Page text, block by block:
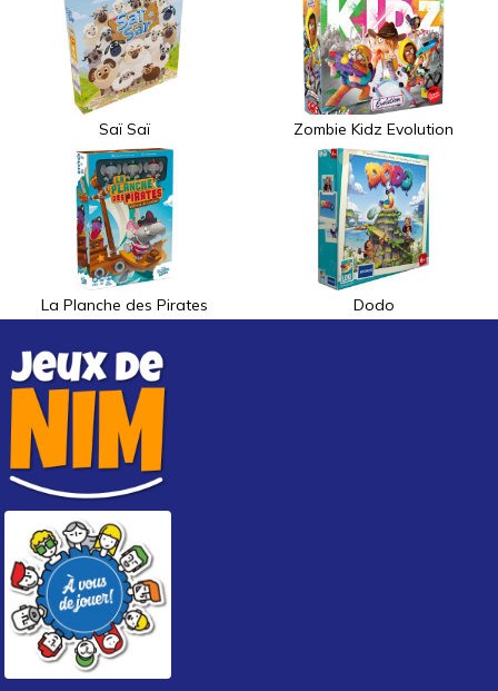
Saï Saï Zombie Kidz Evolution
La Planche des Pirates Dodo